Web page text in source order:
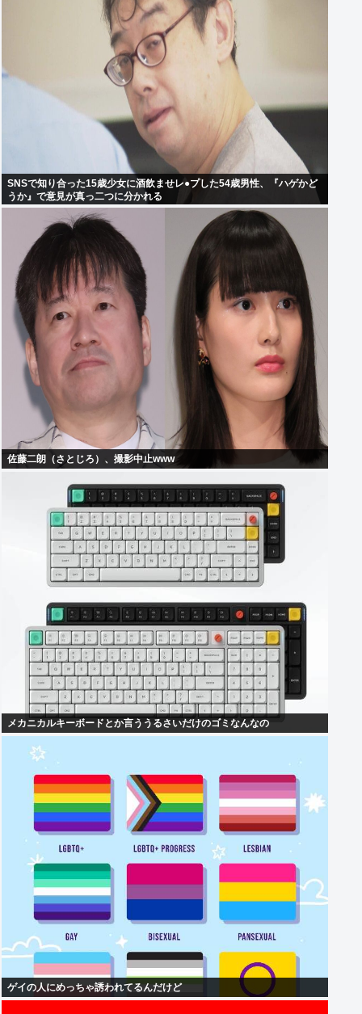
SNSで知り合った15歳少女に酒飲ませレ●プした54歳男性、『ハゲかど
うか』で意見が真っ二つに分かれる
佐藤二朗（さとじろ）、撮影中止www
メカニカルキーボードとか言ううるさいだけのゴミなんなの
ゲイの人にめっちゃ誘われてるんだけど